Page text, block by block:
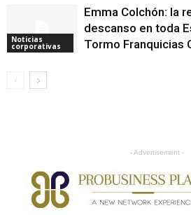
Noticias
corporativas
Emma Colchón: la
descanso en toda
Tormo Franquicias
- Advertisement -